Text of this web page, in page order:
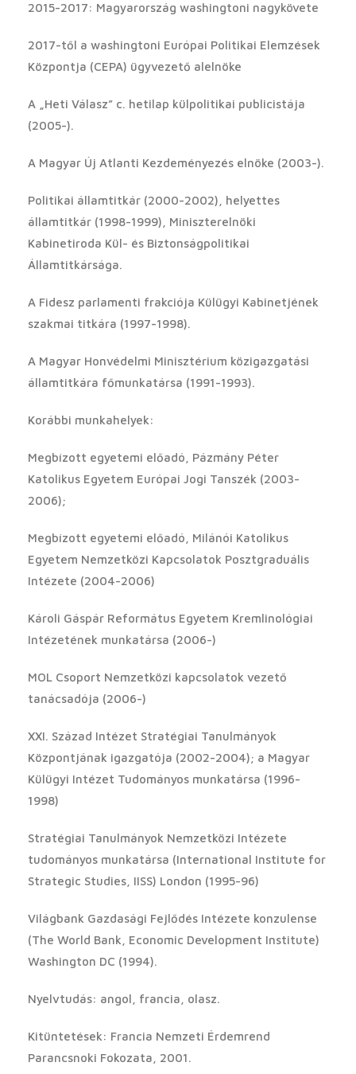
2015-2017: Magyarország washingtoni nagykövete
2017-től a washingtoni Európai Politikai Elemzések
Központja (CEPA) ügyvezető alelnöke
A „Heti Válasz” c. hetilap külpolitikai publicistája
(2005-).
A Magyar Új Atlanti Kezdeményezés elnöke (2003-).
Politikai államtitkár (2000-2002), helyettes
államtitkár (1998-1999), Miniszterelnöki
Kabinetiroda Kül- és Biztonságpolitikai
Államtitkársága.
A Fidesz parlamenti frakciója Külügyi Kabinetjének
szakmai titkára (1997-1998).
A Magyar Honvédelmi Minisztérium közigazgatási
államtitkára főmunkatársa (1991-1993).
Korábbi munkahelyek:
Megbízott egyetemi előadó, Pázmány Péter
Katolikus Egyetem Európai Jogi Tanszék (2003-
2006);
Megbízott egyetemi előadó, Milánói Katolikus
Egyetem Nemzetközi Kapcsolatok Posztgraduális
Intézete (2004-2006)
Károli Gáspár Református Egyetem Kremlinológiai
Intézetének munkatársa (2006-)
MOL Csoport Nemzetközi kapcsolatok vezető
tanácsadója (2006-)
XXI. Század Intézet Stratégiai Tanulmányok
Központjának igazgatója (2002-2004); a Magyar
Külügyi Intézet Tudományos munkatársa (1996-
1998)
Stratégiai Tanulmányok Nemzetközi Intézete
tudományos munkatársa (International Institute for
Strategic Studies, IISS) London (1995-96)
Világbank Gazdasági Fejlődés Intézete konzulense
(The World Bank, Economic Development Institute)
Washington DC (1994).
Nyelvtudás: angol, francia, olasz.
Kitüntetések: Francia Nemzeti Érdemrend
Parancsnoki Fokozata, 2001.